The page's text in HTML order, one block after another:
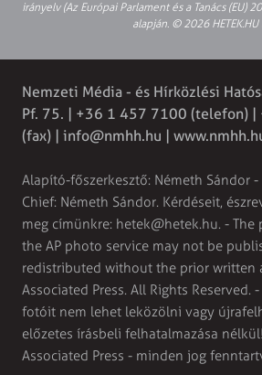
irányelv (Az Európai Parlament és a Tanács (EU)
alapján. © 2026 HETEK.HU
Nemzeti Média - és Hírközlési
Pf. 75. | +36 1 457 7100 (telefon)
(fax) | info@nmhh.hu |
Alapító-főszerkesztő: Németh Sándor
Chief: Németh Sándor. Kérdéseit,
meg címünkre: hetek@hetek.hu. -
the AP photo service may not be
redistributed without the prior written
Associated Press. All Rights Reserved.
fotóit nem lehet leközölni vagy
előzetes írásbeli felhatalmazása
Associated Press - minden jog